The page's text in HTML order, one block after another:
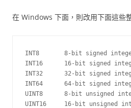
在 Windows 下面，則改用下面這些
INT8       8-bit signed
INT16      16-bit signed
INT32      32-bit signed
INT64      64-bit signed
UINT8      8-bit unsigned
UINT16     16-bit unsigned